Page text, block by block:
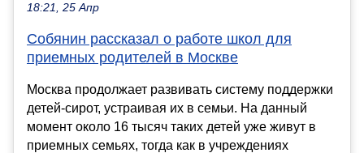
18:21, 25 Апр
Собянин рассказал о работе школ для
приемных родителей в Москве
Москва продолжает развивать систему поддержки
детей-сирот, устраивая их в семьи. На данный
момент около 16 тысяч таких детей уже живут в
приемных семьях, тогда как в учреждениях